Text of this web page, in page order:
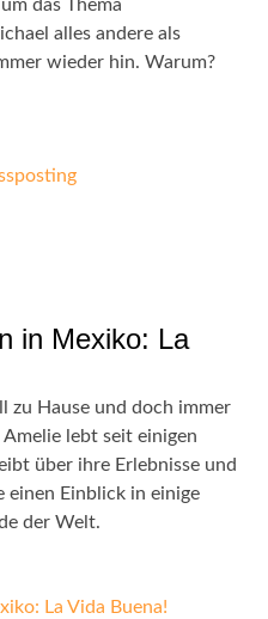
das Thema
alles andere als
wieder hin. Warum?
in Mexiko: La
zu Hause und doch immer
lebt seit einigen
über ihre Erlebnisse und
Einblick in einige
der Welt.
La Vida Buena!